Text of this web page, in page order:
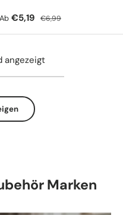
Verkaufspreis
Ab €5,19 Normaler Preis
€6,99
angezeigt
Marken